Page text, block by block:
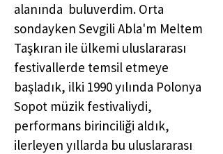
alanında buluverdim. Orta
sondayken Sevgili Abla'm Meltem
Taşkıran ile ülkemi uluslararası
festivallerde temsil etmeye
başladık, ilki 1990 yılında Polonya
Sopot müzik festivaliydi,
performans birinciliği aldık,
ilerleyen yıllarda bu uluslararası